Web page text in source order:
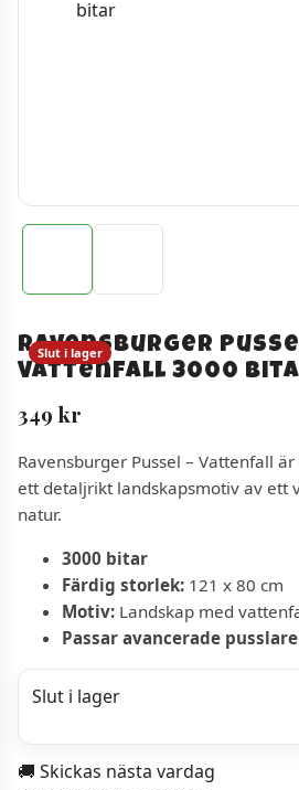
Ravensburger
Vattenfall 3000
349 kr
Slut i lager
Ravensburger Pussel – Vattenfall
ett detaljrikt landskapsmotiv av ett
natur.
3000 bitar
Färdig storlek: 121 x 80 cm
Motiv: Landskap med
Passar avancerade pusslare
Slut i lager
🚚 Skickas nästa vardag